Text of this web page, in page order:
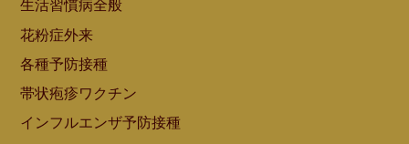
生活習慣病全般
花粉症外来
各種予防接種
帯状疱疹ワクチン
インフルエンザ予防接種